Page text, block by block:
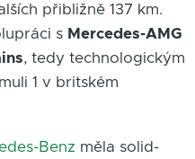
přibližně 137 km.
s Mercedes-AMG
, tedy technologickým
1 v britském
Benz měla solid-